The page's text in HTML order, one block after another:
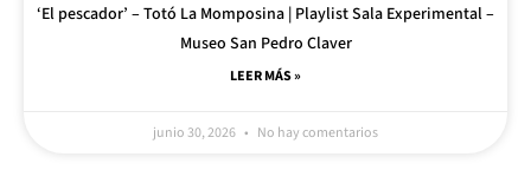
‘El pescador’ – Totó La Momposina | Playlist Sala Experimental –
Museo San Pedro Claver
LEER MÁS »
junio 30, 2026 No hay comentarios